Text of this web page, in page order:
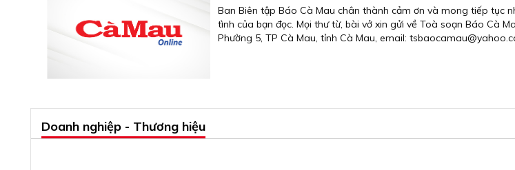
Ban Biên tập Báo Cà Mau chân thành cảm ơn và mong tiếp tục
tình của bạn đọc. Mọi thư từ, bài vở xin gửi về Toà soạn Báo Cà
Phường 5, TP Cà Mau, tỉnh Cà Mau, email:
Doanh nghiệp - Thương hiệu